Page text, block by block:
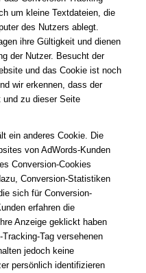
um kleine Textdateien, die
des Nutzers ablegt.
ihre Gültigkeit und dienen
der Nutzer. Besucht der
und das Cookie ist noch
wir erkennen, dass der
zu dieser Seite
ein anderes Cookie. Die
von AdWords-Kunden
Conversion-Cookies
Conversion-Statistiken
sich für Conversion-
erfahren die
Anzeige geklickt haben
Tag versehenen
jedoch keine
persönlich identifizieren